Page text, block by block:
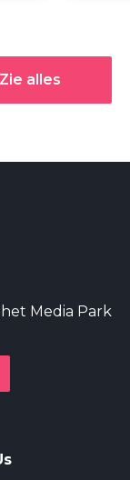
Zie alles
Media Park